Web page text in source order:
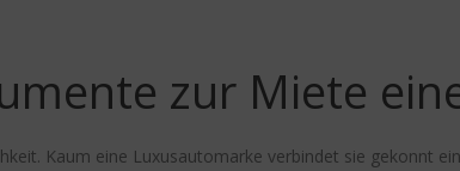
zur Miete
Kaum eine Luxusautomarke verbindet sie gekonnt